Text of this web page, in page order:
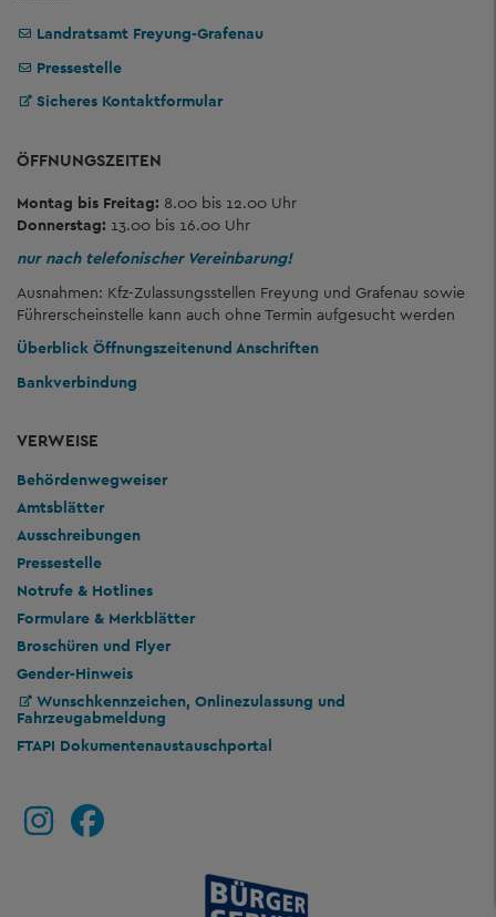
Landratsamt Freyung-Grafenau
Pressestelle
Sicheres Kontaktformular
ÖFFNUNGSZEITEN
Montag bis Freitag: 8.00 bis 12.00 Uhr
Donnerstag: 13.00 bis 16.00 Uhr
nur nach telefonischer Vereinbarung!
Ausnahmen: Kfz-Zulassungsstellen Freyung und Grafenau sowie
Führerscheinstelle kann auch ohne Termin aufgesucht werden
Überblick Öffnungszeitenund Anschriften
Bankverbindung
VERWEISE
Behördenwegweiser
Amtsblätter
Ausschreibungen
Pressestelle
Notrufe & Hotlines
Formulare & Merkblätter
Broschüren und Flyer
Gender-Hinweis
Wunschkennzeichen, Onlinezulassung und
Fahrzeugabmeldung
FTAPI Dokumentenaustauschportal